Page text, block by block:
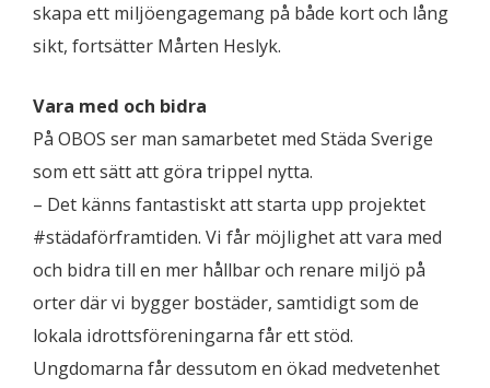
skapa ett miljöengagemang på både kort och lång
sikt, fortsätter Mårten Heslyk.
Vara med och bidra
På OBOS ser man samarbetet med Städa Sverige
som ett sätt att göra trippel nytta.
– Det känns fantastiskt att starta upp projektet
#städaförframtiden. Vi får möjlighet att vara med
och bidra till en mer hållbar och renare miljö på
orter där vi bygger bostäder, samtidigt som de
lokala idrottsföreningarna får ett stöd.
Ungdomarna får dessutom en ökad medvetenhet